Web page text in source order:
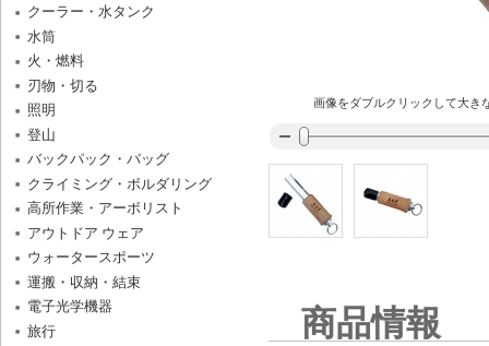
画像をダブルクリックして大き
商品情報
クーラー・水タンク
水筒
火・燃料
刃物・切る
照明
登山
バックパック・バッグ
クライミング・ボルダリング
高所作業・アーボリスト
アウトドア ウェア
ウォータースポーツ
運搬・収納・結束
電子光学機器
旅行